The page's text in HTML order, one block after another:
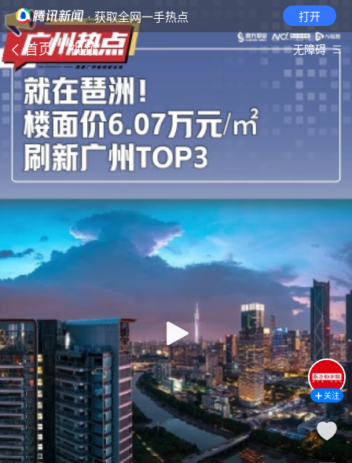
· 获取全网一手热点 打开
首页 视频 无障碍
关注